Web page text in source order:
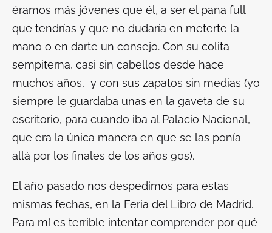
éramos más jóvenes que él, a ser el pana full
que tendrías y que no dudaría en meterte la
mano o en darte un consejo. Con su colita
sempiterna, casi sin cabellos desde hace
muchos años, y con sus zapatos sin medias (yo
siempre le guardaba unas en la gaveta de su
escritorio, para cuando iba al Palacio Nacional,
que era la única manera en que se las ponía
allá por los finales de los años 90s).
El año pasado nos despedimos para estas
mismas fechas, en la Feria del Libro de Madrid.
Para mí es terrible intentar comprender por qué